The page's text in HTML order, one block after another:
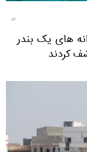
های یک بندر
کردند